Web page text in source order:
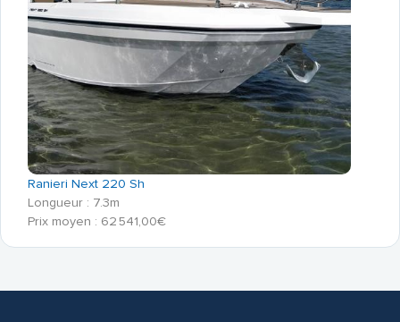
Ranieri Next 220 Sh
Longueur : 7.3m
Prix moyen : 62 541,00€